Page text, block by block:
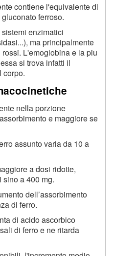
contiene l'equivalente di
ferroso.
enzimatici
ma principalmente
L'emoglobina e la piu
si trova infatti il
corpo.
nella porzione
e maggiore se
assunto varia da 10 a
a dosi ridotte,
a 400 mg.
dell’assorbimento
di ferro.
di acido ascorbico
di ferro e ne ritarda